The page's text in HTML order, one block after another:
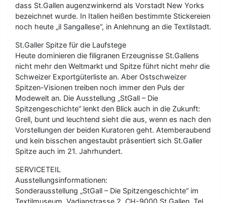
dass St.Gallen augenzwinkernd als Vorstadt New Yorks
bezeichnet wurde. In Italien heißen bestimmte Stickereien
noch heute „il Sangallese“, in Anlehnung an die Textilstadt.
St.Galler Spitze für die Laufstege
Heute dominieren die filigranen Erzeugnisse St.Gallens
nicht mehr den Weltmarkt und Spitze führt nicht mehr die
Schweizer Exportgüterliste an. Aber Ostschweizer
Spitzen-Visionen treiben noch immer den Puls der
Modewelt an. Die Ausstellung „StGall – Die
Spitzengeschichte“ lenkt den Blick auch in die Zukunft:
Grell, bunt und leuchtend sieht die aus, wenn es nach den
Vorstellungen der beiden Kuratoren geht. Atemberaubend
und kein bisschen angestaubt präsentiert sich St.Galler
Spitze auch im 21. Jahrhundert.
SERVICETEIL
Ausstellungsinformationen:
Sonderausstellung „StGall – Die Spitzengeschichte“ im
Textilmuseum, Vadianstrasse 2, CH-9000 St.Gallen, Tel.